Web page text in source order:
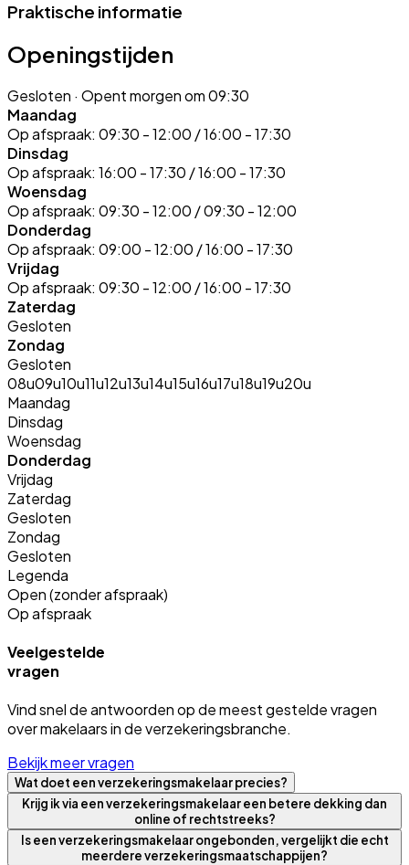
Praktische informatie
Openingstijden
Gesloten · Opent morgen om 09:30
Maandag
Op afspraak: 09:30 - 12:00 / 16:00 - 17:30
Dinsdag
Op afspraak: 16:00 - 17:30 / 16:00 - 17:30
Woensdag
Op afspraak: 09:30 - 12:00 / 09:30 - 12:00
Donderdag
Op afspraak: 09:00 - 12:00 / 16:00 - 17:30
Vrijdag
Op afspraak: 09:30 - 12:00 / 16:00 - 17:30
Zaterdag
Gesloten
Zondag
Gesloten
08u09u10u11u12u13u14u15u16u17u18u19u20u
Maandag
Dinsdag
Woensdag
Donderdag
Vrijdag
Zaterdag
Gesloten
Zondag
Gesloten
Legenda
Open (zonder afspraak)
Op afspraak
Veelgestelde
vragen
Vind snel de antwoorden op de meest gestelde vragen
over makelaars in de verzekeringsbranche.
Bekijk meer vragen
Wat doet een verzekeringsmakelaar precies?
Krijg ik via een verzekeringsmakelaar een betere dekking dan
online of rechtstreeks?
Is een verzekeringsmakelaar ongebonden, vergelijkt die echt
meerdere verzekeringsmaatschappijen?